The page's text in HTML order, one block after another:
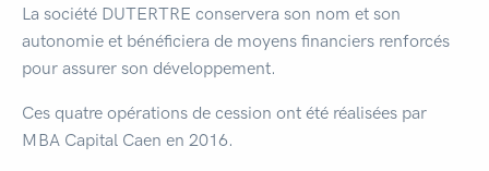
La société DUTERTRE conservera son nom et son
autonomie et bénéficiera de moyens financiers renforcés
pour assurer son développement.
Ces quatre opérations de cession ont été réalisées par
MBA Capital Caen en 2016.